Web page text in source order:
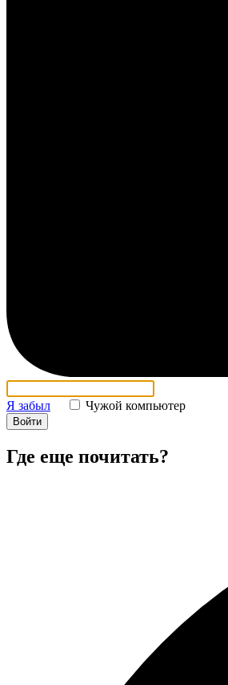
Я забыл Чужой компьютер
Войти
Где еще почитать?